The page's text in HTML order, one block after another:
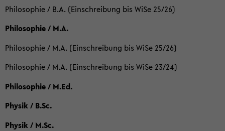
Philosophie / B.A. (Einschreibung bis WiSe 25/26)
Philosophie / M.A.
Philosophie / M.A. (Einschreibung bis WiSe 25/26)
Philosophie / M.A. (Einschreibung bis WiSe 23/24)
Philosophie / M.Ed.
Physik / B.Sc.
Physik / M.Sc.